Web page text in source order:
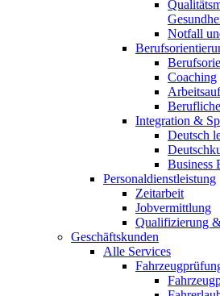
Notfall
Coaching
Integration &
Deutsch
Business
Personaldienstleistung
Zeitarbeit
Jobvermittlung
Qualifizierung
Geschäftskunden
Alle Services